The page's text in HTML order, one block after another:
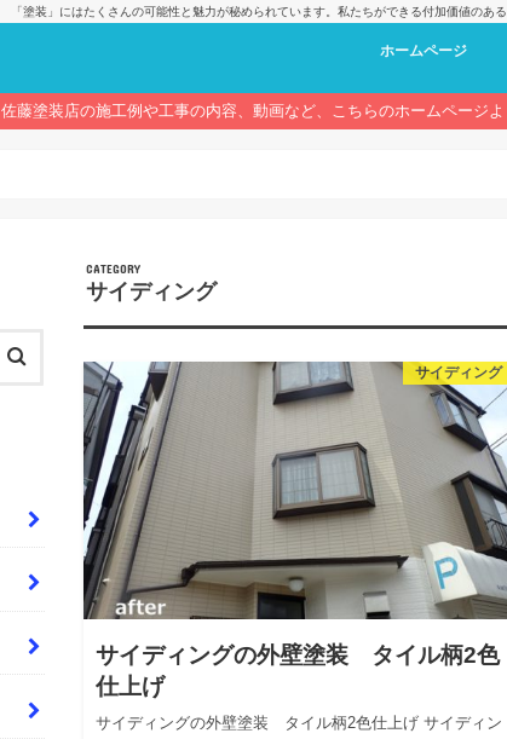
「塗装」にはたくさんの可能性と魅力が秘められています。私たちができる付加価値のあ
ホームページ
佐藤塗装店の施工例や工事の内容、動画など、こちらのホームページ
サイディング
サイディング
サイディングの外壁塗装 タイル柄2色
仕上げ
サイディングの外壁塗装 タイル柄2色仕上げ サイディン